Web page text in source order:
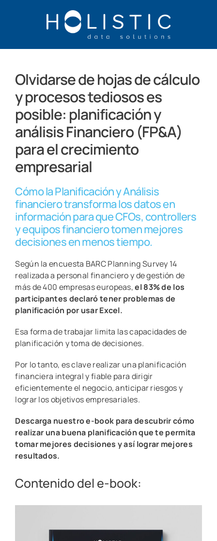
Olvidarse de hojas de cálculo
y procesos tediosos es
posible: planificación y
análisis Financiero (FP&A)
para el crecimiento
empresarial
Cómo la Planificación y Análisis
financiero transforma los datos en
información para que CFOs, controllers
y equipos financiero tomen mejores
decisiones en menos tiempo.
Según la encuesta BARC Planning Survey 14
realizada a personal financiero y de gestión de
más de 400 empresas europeas,el 83% de los
participantes declaró tener problemas de
planificación por usar Excel.
Esa forma de trabajar limita las capacidades de
planificación y toma de decisiones.
Por lo tanto, es clave realizar una planificación
financiera integral y fiable para dirigir
eficientemente el negocio, anticipar riesgos y
lograr los objetivos empresariales.
Descarga nuestro e-book para descubrir cómo
realizar una buena planificación que te permita
tomar mejores decisiones y así lograr mejores
resultados.
Contenido del e-book: